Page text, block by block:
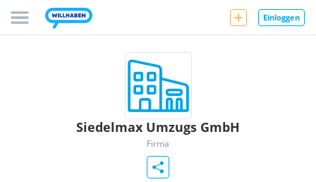
Einloggen
Siedelmax Umzugs GmbH
Firma